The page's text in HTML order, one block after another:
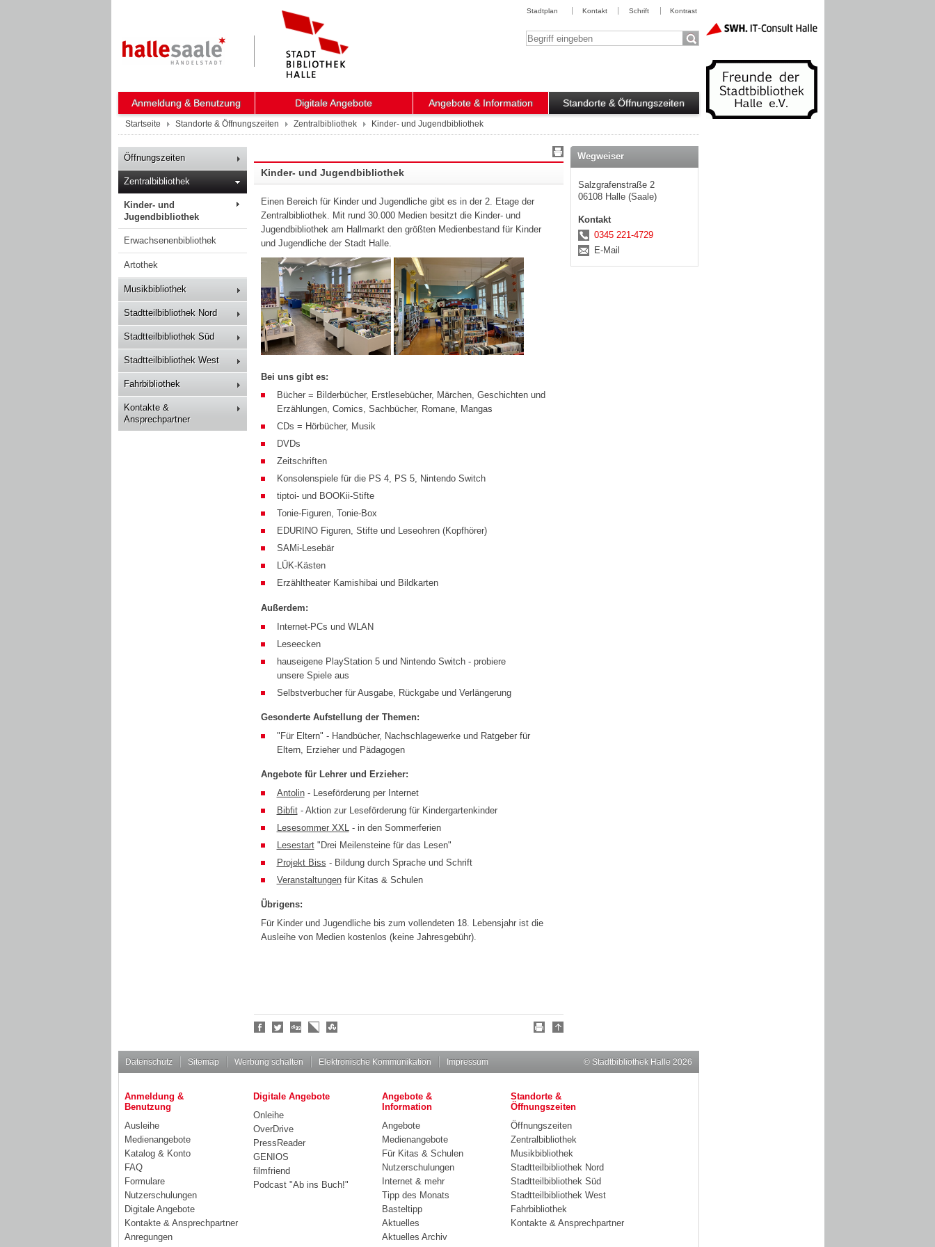
Stadtplan Kontakt Schrift Kontrast
Suchbegriff
Anmeldung & Benutzung Digitale Angebote Angebote & Information Standorte & Öffnungszeiten
Startseite Standorte & Öffnungszeiten Zentralbibliothek Kinder- und Jugendbibliothek
Öffnungszeiten
Zentralbibliothek
Kinder- und
Jugendbibliothek
Erwachsenenbibliothek
Artothek
Musikbibliothek
Stadtteilbibliothek Nord
Stadtteilbibliothek Süd
Stadtteilbibliothek West
Fahrbibliothek
Kontakte &
Ansprechpartner
Kinder- und Jugendbibliothek
Einen Bereich für Kinder und Jugendliche gibt es in der 2. Etage der
Zentralbibliothek. Mit rund 30.000 Medien besitzt die Kinder- und
Jugendbibliothek am Hallmarkt den größten Medienbestand für Kinder
und Jugendliche der Stadt Halle.
Bei uns gibt es:
Bücher = Bilderbücher, Erstlesebücher, Märchen, Geschichten und
Erzählungen, Comics, Sachbücher, Romane, Mangas
CDs = Hörbücher, Musik
DVDs
Zeitschriften
Konsolenspiele für die PS 4, PS 5, Nintendo Switch
tiptoi- und BOOKii-Stifte
Tonie-Figuren, Tonie-Box
EDURINO Figuren, Stifte und Leseohren (Kopfhörer)
SAMi-Lesebär
LÜK-Kästen
Erzähltheater Kamishibai und Bildkarten
Außerdem:
Internet-PCs und WLAN
Leseecken
hauseigene PlayStation 5 und Nintendo Switch - probiere
unsere Spiele aus
Selbstverbucher für Ausgabe, Rückgabe und Verlängerung
Gesonderte Aufstellung der Themen:
"Für Eltern" - Handbücher, Nachschlagewerke und Ratgeber für
Eltern, Erzieher und Pädagogen
Angebote für Lehrer und Erzieher:
Antolin- Leseförderung per Internet
Bibfit- Aktion zur Leseförderung für Kindergartenkinder
Lesesommer XXL - in den Sommerferien
Lesestart"Drei Meilensteine für das Lesen"
Projekt Biss - Bildung durch Sprache und Schrift
Veranstaltungenfür Kitas & Schulen
Übrigens:
Für Kinder und Jugendliche bis zum vollendeten 18. Lebensjahr ist die
Ausleihe von Medien kostenlos (keine Jahresgebühr).
Social
Wegweiser
Salzgrafenstraße 2
06108 Halle (Saale)
Kontakt
0345 221-4729
E-Mail
Datenschutz Sitemap Werbung schalten Elektronische Kommunikation Impressum © Stadtbibliothek Halle 2026
Anmeldung &
Benutzung
Ausleihe
Medienangebote
Katalog & Konto
FAQ
Formulare
Nutzerschulungen
Digitale Angebote
Kontakte & Ansprechpartner
Anregungen
Digitale Angebote
Onleihe
OverDrive
PressReader
GENIOS
filmfriend
Podcast "Ab ins Buch!"
Angebote &
Information
Angebote
Medienangebote
Für Kitas & Schulen
Nutzerschulungen
Internet & mehr
Tipp des Monats
Basteltipp
Aktuelles
Aktuelles Archiv
Standorte &
Öffnungszeiten
Öffnungszeiten
Zentralbibliothek
Musikbibliothek
Stadtteilbibliothek Nord
Stadtteilbibliothek Süd
Stadtteilbibliothek West
Fahrbibliothek
Kontakte & Ansprechpartner